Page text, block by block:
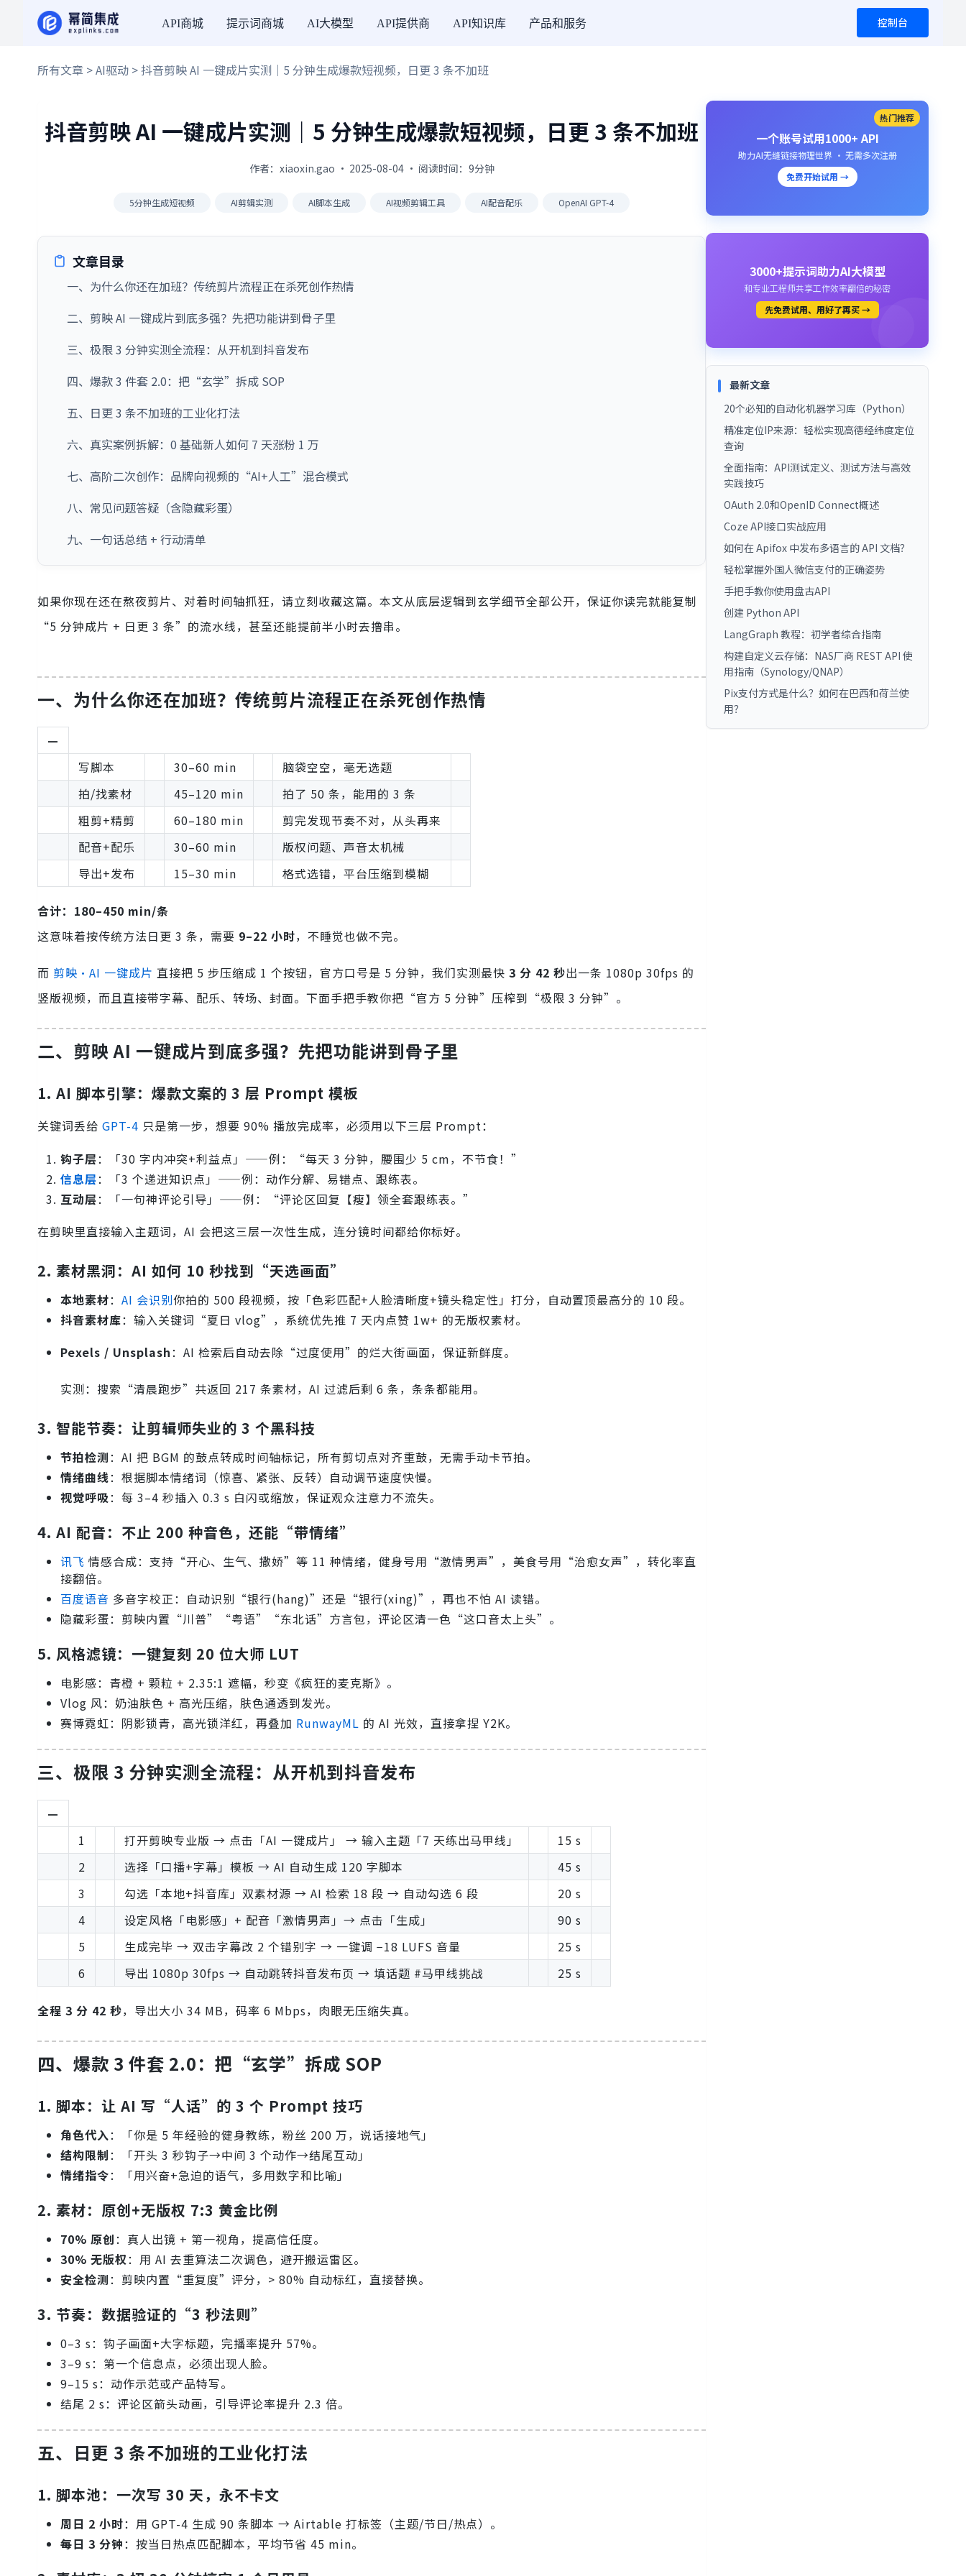
API商城 提示词商城 AI大模型 API提供商 API知识库 产品和服务 控制台
所有文章 >AI驱动 > 抖音剪映 AI 一键成片实测｜5 分钟生成爆款短视频，日更 3 条不加班
抖音剪映 AI 一键成片实测｜5 分钟生成爆款短视频，日更 3 条不加班
作者：xiaoxin.gao · 2025-08-04 · 阅读时间：9分钟
5分钟生成短视频 AI剪辑实测 AI脚本生成 AI视频剪辑工具 AI配音配乐 OpenAI GPT-4
文章目录
一、为什么你还在加班？传统剪片流程正在杀死创作热情
二、剪映 AI 一键成片到底多强？先把功能讲到骨子里
三、极限 3 分钟实测全流程：从开机到抖音发布
四、爆款 3 件套 2.0：把“玄学”拆成 SOP
五、日更 3 条不加班的工业化打法
六、真实案例拆解：0 基础新人如何 7 天涨粉 1 万
七、高阶二次创作：品牌向视频的“AI+人工”混合模式
八、常见问题答疑（含隐藏彩蛋）
九、一句话总结 + 行动清单
如果你现在还在熬夜剪片、对着时间轴抓狂，请立刻收藏这篇。本文从底层逻辑到玄学细节全部公开，保证你读完就能复制
“5 分钟成片 + 日更 3 条”的流水线，甚至还能提前半小时去撸串。
一、为什么你还在加班？传统剪片流程正在杀死创作热情
—
写脚本
30–60 min
脑袋空空，毫无选题
拍/找素材
45–120 min
拍了 50 条，能用的 3 条
粗剪+精剪
60–180 min
剪完发现节奏不对，从头再来
配音+配乐
30–60 min
版权问题、声音太机械
导出+发布
15–30 min 格式选错，平台压缩到模糊
合计：180–450 min/条
这意味着按传统方法日更 3 条，需要 9–22 小时，不睡觉也做不完。
而 剪映·AI 一键成片 直接把 5 步压缩成 1 个按钮，官方口号是 5 分钟，我们实测最快 3 分 42 秒出一条 1080p 30fps 的
竖版视频，而且直接带字幕、配乐、转场、封面。下面手把手教你把“官方 5 分钟”压榨到“极限 3 分钟”。
二、剪映 AI 一键成片到底多强？先把功能讲到骨子里
1. AI 脚本引擎：爆款文案的 3 层 Prompt 模板
关键词丢给 GPT-4 只是第一步，想要 90% 播放完成率，必须用以下三层 Prompt：
钩子层：「30 字内冲突+利益点」——例：“每天 3 分钟，腰围少 5 cm，不节食！”
信息层：「3 个递进知识点」——例：动作分解、易错点、跟练表。
互动层：「一句神评论引导」——例：“评论区回复【瘦】领全套跟练表。”
在剪映里直接输入主题词，AI 会把这三层一次性生成，连分镜时间都给你标好。
2. 素材黑洞：AI 如何 10 秒找到“天选画面”
本地素材： AI 会识别你拍的 500 段视频，按「色彩匹配+人脸清晰度+镜头稳定性」打分，自动置顶最高分的 10 段。
抖音素材库：输入关键词“夏日 vlog”，系统优先推 7 天内点赞 1w+ 的无版权素材。
Pexels / Unsplash：AI 检索后自动去除“过度使用”的烂大街画面，保证新鲜度。
实测：搜索“清晨跑步”共返回 217 条素材，AI 过滤后剩 6 条，条条都能用。
3. 智能节奏：让剪辑师失业的 3 个黑科技
节拍检测：AI 把 BGM 的鼓点转成时间轴标记，所有剪切点对齐重鼓，无需手动卡节拍。
情绪曲线：根据脚本情绪词（惊喜、紧张、反转）自动调节速度快慢。
视觉呼吸：每 3–4 秒插入 0.3 s 白闪或缩放，保证观众注意力不流失。
4. AI 配音：不止 200 种音色，还能“带情绪”
讯飞 情感合成：支持“开心、生气、撒娇”等 11 种情绪，健身号用“激情男声”，美食号用“治愈女声”，转化率直
接翻倍。
百度语音 多音字校正：自动识别“银行(hang)”还是“银行(xing)”，再也不怕 AI 读错。
隐藏彩蛋：剪映内置“川普”“粤语”“东北话”方言包，评论区清一色“这口音太上头”。
5. 风格滤镜：一键复刻 20 位大师 LUT
电影感：青橙 + 颗粒 + 2.35:1 遮幅，秒变《疯狂的麦克斯》。
Vlog 风：奶油肤色 + 高光压缩，肤色通透到发光。
赛博霓虹：阴影锁青，高光锁洋红，再叠加 RunwayML 的 AI 光效，直接拿捏 Y2K。
三、极限 3 分钟实测全流程：从开机到抖音发布
—
1
打开剪映专业版 → 点击「AI 一键成片」 → 输入主题「7 天练出马甲线」
15 s
2
选择「口播+字幕」模板 → AI 自动生成 120 字脚本
45 s
3
勾选「本地+抖音库」双素材源 → AI 检索 18 段 → 自动勾选 6 段
20 s
4
设定风格「电影感」+ 配音「激情男声」→ 点击「生成」
90 s
5
生成完毕 → 双击字幕改 2 个错别字 → 一键调 −18 LUFS 音量
25 s
6
导出 1080p 30fps → 自动跳转抖音发布页 → 填话题 #马甲线挑战 25 s
全程 3 分 42 秒，导出大小 34 MB，码率 6 Mbps，肉眼无压缩失真。
四、爆款 3 件套 2.0：把“玄学”拆成 SOP
1. 脚本：让 AI 写“人话”的 3 个 Prompt 技巧
角色代入：「你是 5 年经验的健身教练，粉丝 200 万，说话接地气」
结构限制：「开头 3 秒钩子→中间 3 个动作→结尾互动」
情绪指令：「用兴奋+急迫的语气，多用数字和比喻」
2. 素材：原创+无版权 7:3 黄金比例
70% 原创：真人出镜 + 第一视角，提高信任度。
30% 无版权：用 AI 去重算法二次调色，避开搬运雷区。
安全检测：剪映内置“重复度”评分，> 80% 自动标红，直接替换。
3. 节奏：数据验证的“3 秒法则”
0–3 s：钩子画面+大字标题，完播率提升 57%。
3–9 s：第一个信息点，必须出现人脸。
9–15 s：动作示范或产品特写。
结尾 2 s：评论区箭头动画，引导评论率提升 2.3 倍。
五、日更 3 条不加班的工业化打法
1. 脚本池：一次写 30 天，永不卡文
周日 2 小时：用 GPT-4 生成 90 条脚本 → Airtable 打标签（主题/节日/热点）。
每日 3 分钟：按当日热点匹配脚本，平均节省 45 min。
热门推荐
一个账号试用1000+ API
助力AI无缝链接物理世界 · 无需多次注册
免费开始试用 →
3000+提示词助力AI大模型
和专业工程师共享工作效率翻倍的秘密
先免费试用、用好了再买 →
最新文章
20个必知的自动化机器学习库（Python）
精准定位IP来源：轻松实现高德经纬度定位
查询
全面指南：API测试定义、测试方法与高效
实践技巧
OAuth 2.0和OpenID Connect概述
Coze API接口实战应用
如何在 Apifox 中发布多语言的 API 文档？
轻松掌握外国人微信支付的正确姿势
手把手教你使用盘古API
创建 Python API
LangGraph 教程：初学者综合指南
构建自定义云存储：NAS厂商 REST API 使
用指南（Synology/QNAP）
Pix支付方式是什么？如何在巴西和荷兰使
用？